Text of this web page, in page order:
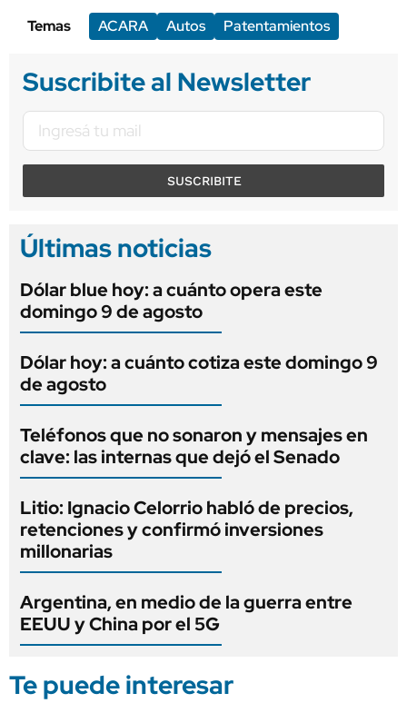
Temas ACARA Autos Patentamientos
Suscribite al Newsletter
SUSCRIBITE
Últimas noticias
Dólar blue hoy: a cuánto opera este
domingo 9 de agosto
Dólar hoy: a cuánto cotiza este domingo 9
de agosto
Teléfonos que no sonaron y mensajes en
clave: las internas que dejó el Senado
Litio: Ignacio Celorrio habló de precios,
retenciones y confirmó inversiones
millonarias
Argentina, en medio de la guerra entre
EEUU y China por el 5G
Te puede interesar